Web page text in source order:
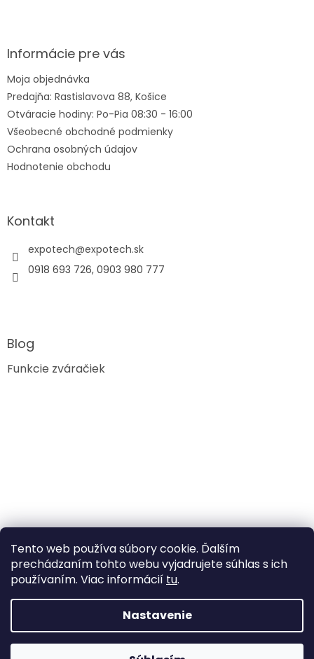
Tento web používa súbory cookie. Ďalším
prechádzaním tohto webu vyjadrujete súhlas s ich
používaním. Viac informácií tu.
Nastavenie
ä
e
Informácie pre vás
Moja objednávka
Predajňa: Rastislavova 88, Košice
Otváracie hodiny: Po-Pia 08:30 - 16:00
Všeobecné obchodné podmienky
Ochrana osobných údajov
Hodnotenie obchodu
Kontakt
expotech@expotech.sk
0918 693 726, 0903 980 777
Blog
Funkcie zváračiek
Vytvoril Shoptet